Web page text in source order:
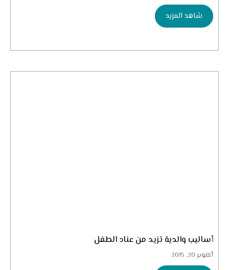
شاهد المزيد
أساليب والدية تزيد من عناد الطفل
أكتوبر 20, 2015